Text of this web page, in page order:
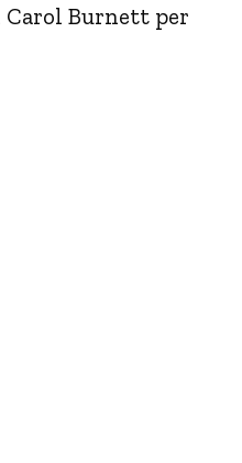
Carol Burnett per